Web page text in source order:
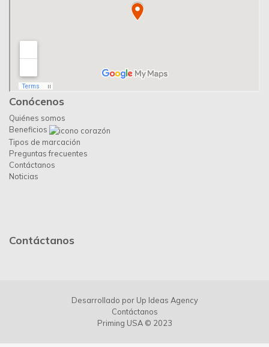
Conócenos
Quiénes somos
Beneficios
Tipos de marcación
Preguntas frecuentes
Contáctanos
Noticias
Contáctanos
Desarrollado por Up Ideas Agency
Contáctanos
Priming USA © 2023